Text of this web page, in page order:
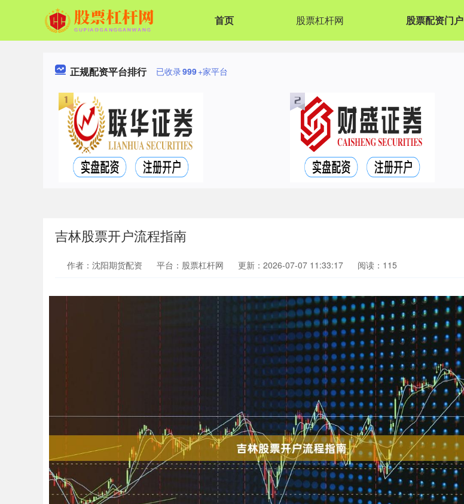
首页 股票杠杆网 股票配资门户
正规配资平台排行 已收录999+家平台
吉林股票开户流程指南
作者：沈阳期货配资 平台：股票杠杆网 更新：2026-07-07 11:33:17 阅读：115